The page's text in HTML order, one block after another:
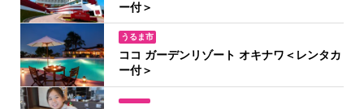
ー付＞
うるま市
ココ ガーデンリゾート オキナワ＜レンタカ
ー付＞